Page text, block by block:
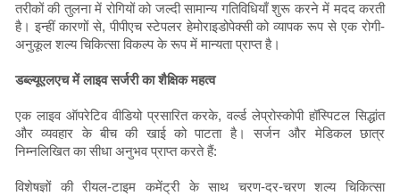
तरीकों की तुलना में रोगियों को जल्दी सामान्य गतिविधियाँ शुरू करने में मदद करती
है। इन्हीं कारणों से, पीपीएच स्टेपलर हेमोराइडोपेक्सी को व्यापक रूप से एक रोगी-
अनुकूल शल्य चिकित्सा विकल्प के रूप में मान्यता प्राप्त है।
डब्ल्यूएलएच में लाइव सर्जरी का शैक्षिक महत्व
एक लाइव ऑपरेटिव वीडियो प्रसारित करके, वर्ल्ड लेप्रोस्कोपी हॉस्पिटल सिद्धांत
और व्यवहार के बीच की खाई को पाटता है। सर्जन और मेडिकल छात्र
निम्नलिखित का सीधा अनुभव प्राप्त करते हैं:
विशेषज्ञों की रीयल-टाइम कमेंट्री के साथ चरण-दर-चरण शल्य चिकित्सा